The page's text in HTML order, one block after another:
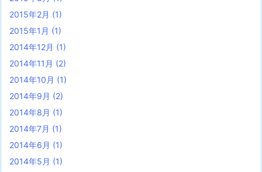
2015年2月 (1)
2015年1月 (1)
2014年12月 (1)
2014年11月 (2)
2014年10月 (1)
2014年9月 (2)
2014年8月 (1)
2014年7月 (1)
2014年6月 (1)
2014年5月 (1)